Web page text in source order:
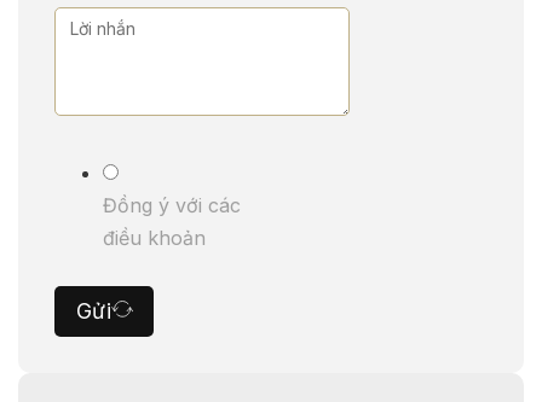
Đồng ý với các
điều khoản
Gửi